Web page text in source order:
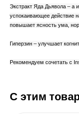
Экстракт Яда Дьявола – а
успокаивающее действие
повышает ясность ума,
Гиперзин – улучшает
Рекомендуем сочетать c
С этим